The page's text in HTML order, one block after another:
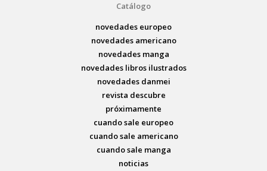
Catálogo
novedades europeo
novedades americano
novedades manga
novedades libros ilustrados
novedades danmei
revista descubre
próximamente
cuando sale europeo
cuando sale americano
cuando sale manga
noticias